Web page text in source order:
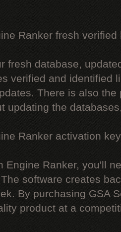
Ranker fresh verified
fresh database,
verified and identified
There is also
updating the
Ranker activation key
Engine Ranker, you'll
software creates
By purchasing GSA
product at a